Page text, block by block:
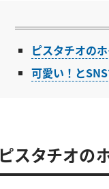
ピスタチオの
可愛い！と
ピスタチオの